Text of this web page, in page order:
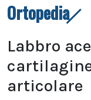
Ortopedia
Labbro
articolare